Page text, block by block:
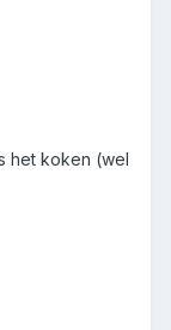
het koken (wel